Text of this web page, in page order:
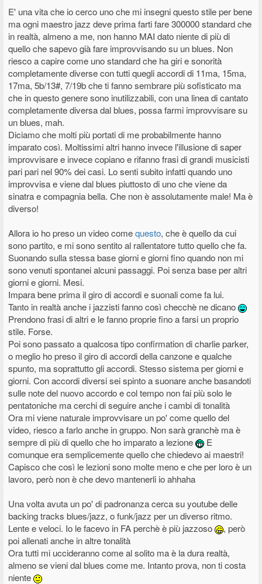
E' una vita che io cerco uno che mi insegni questo stile per bene
ma ogni maestro jazz deve prima farti fare 300000 standard che
in realtà, almeno a me, non hanno MAI dato niente di più di
quello che sapevo già fare improvvisando su un blues. Non
riesco a capire come uno standard che ha giri e sonorità
completamente diverse con tutti quegli accordi di 11ma, 15ma,
17ma, 5b/13#, 7/19b che ti fanno sembrare più sofisticato ma
che in questo genere sono inutilizzabili, con una linea di cantato
completamente diversa dal blues, possa farmi improvvisare su
un blues, mah.
Diciamo che molti più portati di me probabilmente hanno
imparato così. Moltissimi altri hanno invece l'illusione di saper
improvvisare e invece copiano e rifanno frasi di grandi musicisti
pari pari nel 90% dei casi. Lo senti subito infatti quando uno
improvvisa e viene dal blues piuttosto di uno che viene da
sinatra e compagnia bella. Che non è assolutamente male! Ma è
diverso!
Allora io ho preso un video comequesto, che è quello da cui
sono partito, e mi sono sentito al rallentatore tutto quello che fa.
Suonando sulla stessa base giorni e giorni fino quando non mi
sono venuti spontanei alcuni passaggi. Poi senza base per altri
giorni e giorni. Mesi.
Impara bene prima il giro di accordi e suonali come fa lui.
Tanto in realtà anche i jazzisti fanno così checchè ne dicano
Prendono frasi di altri e le fanno proprie fino a farsi un proprio
stile. Forse.
Poi sono passato a qualcosa tipo confirmation di charlie parker,
o meglio ho preso il giro di accordi della canzone e qualche
spunto, ma soprattutto gli accordi. Stesso sistema per giorni e
giorni. Con accordi diversi sei spinto a suonare anche basandoti
sulle note del nuovo accordo e col tempo non fai più solo le
pentatoniche ma cerchi di seguire anche i cambi di tonalità
Ora mi viene naturale improvvisare un po' come quello del
video, riesco a farlo anche in gruppo. Non sarà granchè ma è
sempre di più di quello che ho imparato a lezione
E
comunque era semplicemente quello che chiedevo ai maestri!
Capisco che così le lezioni sono molte meno e che per loro è un
lavoro, però non è che devo mantenerli io ahhaha
Una volta avuta un po' di padronanza cerca su youtube delle
backing tracks blues/jazz, o funk/jazz per un diverso ritmo.
Lente e veloci. Io le facevo in FA perchè è più jazzoso
, però
poi allenati anche in altre tonalità
Ora tutti mi uccideranno come al solito ma è la dura realtà,
almeno se vieni dal blues come me. Intanto prova, non ti costa
niente